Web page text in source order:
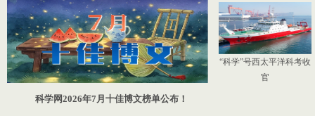
科学网2026年7月十佳博文榜单公布！
“科学”号西太平洋科考收
官